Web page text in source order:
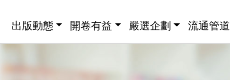
出版動態 開卷有益 嚴選企劃 流通管道